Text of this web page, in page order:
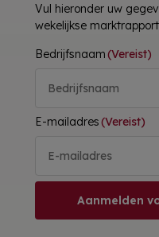
Vul hieronder uw
wekelijkse
Bedrijfsnaam(Vereist)
E-mailadres(Vereist)
Aanmelden